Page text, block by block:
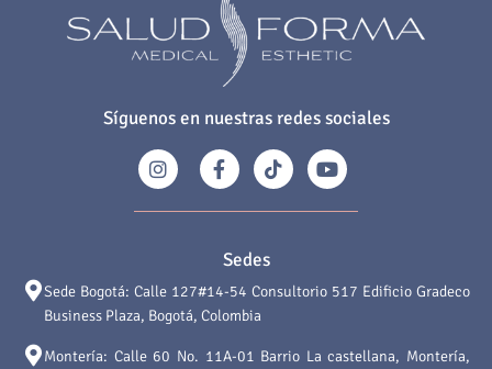
Síguenos en nuestras redes sociales
Sedes
Sede Bogotá: Calle 127#14-54 Consultorio 517 Edificio Gradeco
Business Plaza, Bogotá, Colombia
Montería: Calle 60 No. 11A-01 Barrio La castellana, Montería,